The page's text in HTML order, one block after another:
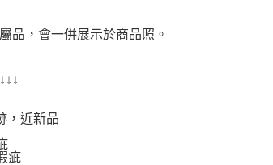
品，會一併展示於商品照。
，近新品
疵